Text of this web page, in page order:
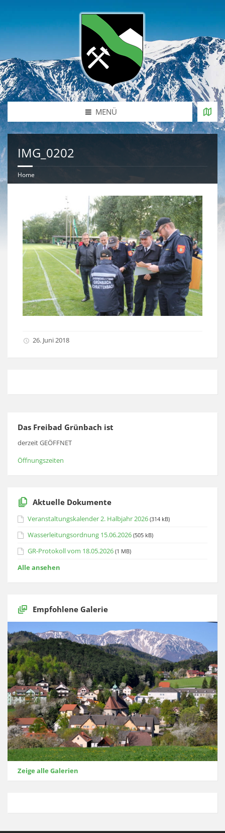
MENÜ
IMG_0202
Home
26. Juni 2018
Das Freibad Grünbach ist
derzeit GEÖFFNET
Öffnungszeiten
Aktuelle Dokumente
Veranstaltungskalender 2. Halbjahr 2026 (314 kB)
Wasserleitungsordnung 15.06.2026 (505 kB)
GR-Protokoll vom 18.05.2026 (1 MB)
Alle ansehen
Empfohlene Galerie
Zeige alle Galerien